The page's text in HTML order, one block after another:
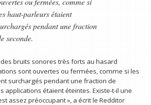
haut-parleurs étaient
pendant une fraction
seconde.
bruits sonores très forts au hasard
sont ouvertes ou fermées, comme si les
surchargés pendant une fraction de
applications étaient éteintes. Existe-t-il une
assez préoccupant », a écrit le Redditor